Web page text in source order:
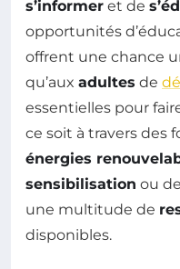
s’informer et de
opportunités
offrent une chance
qu’aux adultes de
essentielles pour
ce soit à travers des
énergies
sensibilisation ou
une multitude de
disponibles.